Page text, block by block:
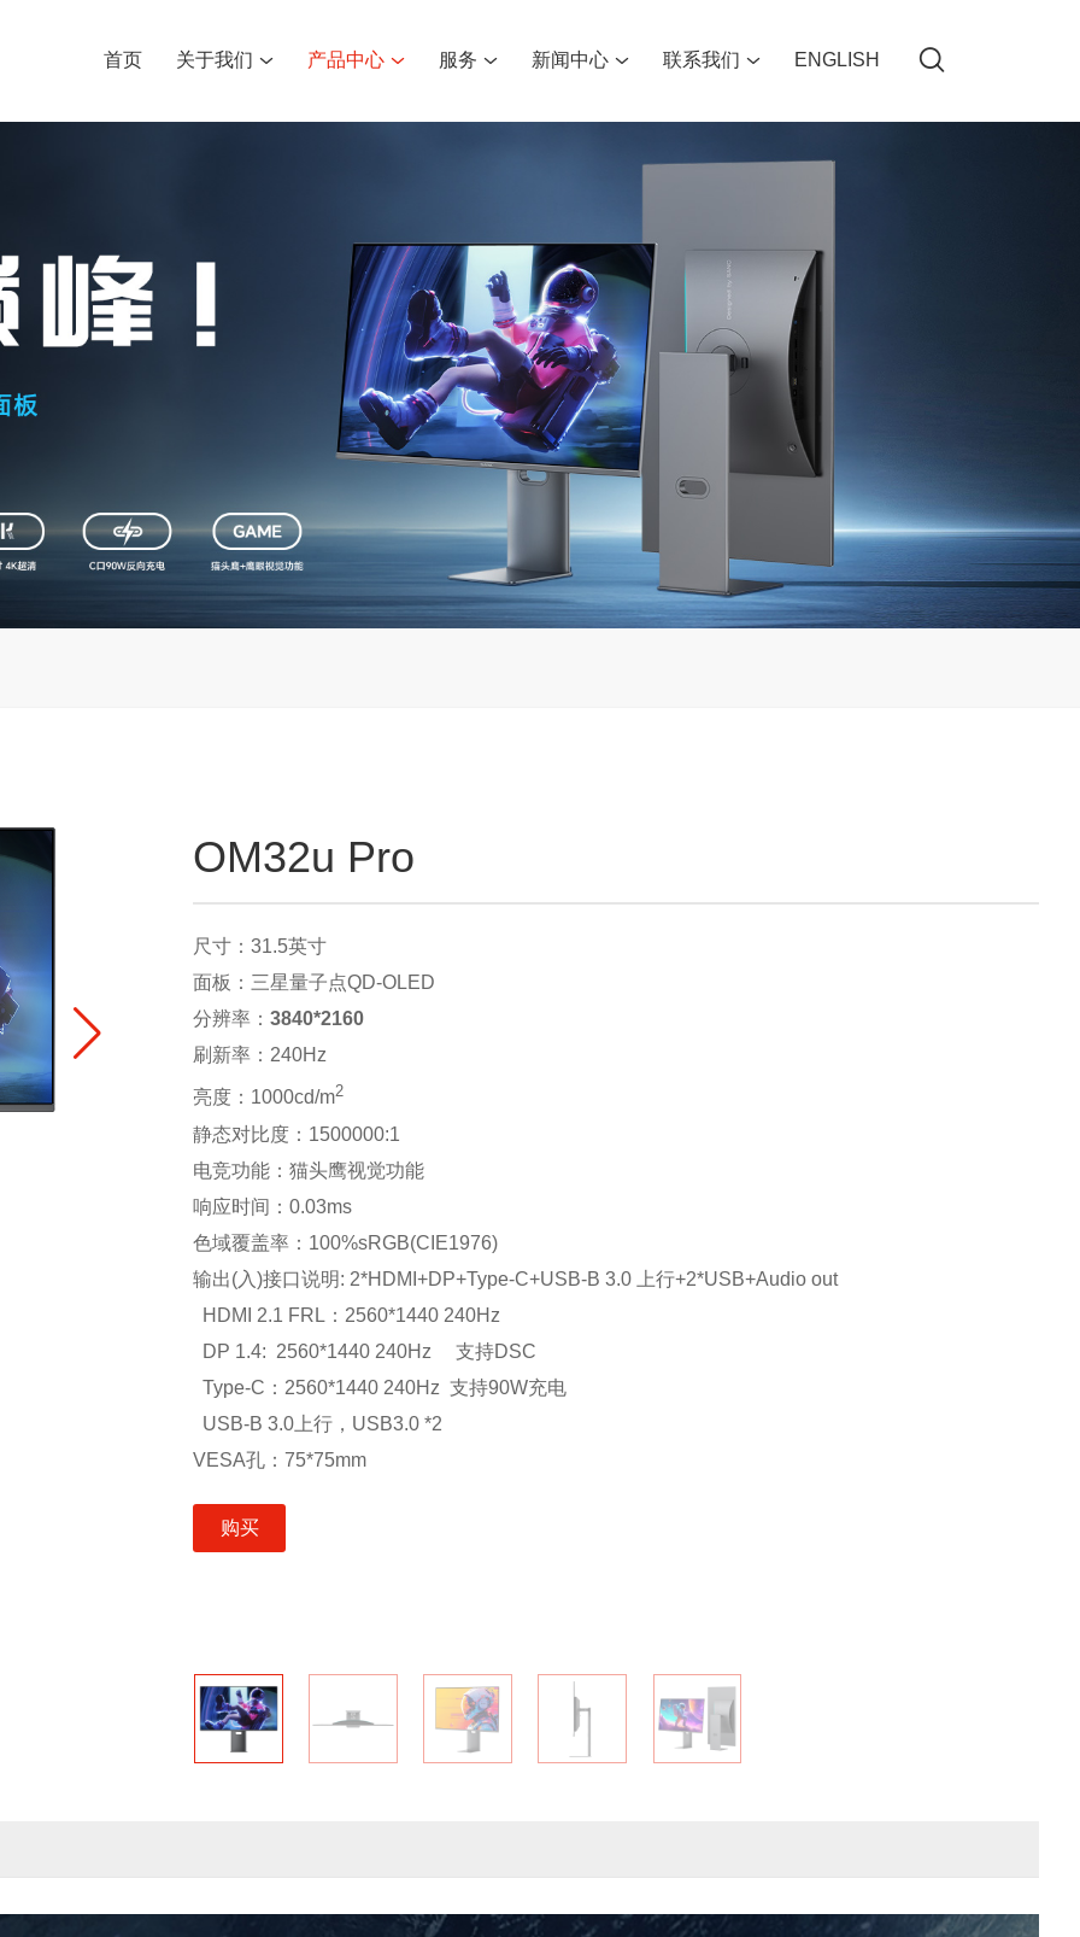
首页 关于我们 产品中心 服务 新闻中心 联系我们 ENGLISH
OM32u Pro
尺寸：31.5英寸
面板：三星量子点QD-OLED
分辨率：3840*2160
刷新率：240Hz
亮度：1000cd/m2
静态对比度：1500000:1
电竞功能：猫头鹰视觉功能
响应时间：0.03ms
色域覆盖率：100%sRGB(CIE1976)
输出(入)接口说明: 2*HDMI+DP+Type-C+USB-B 3.0 上行+2*USB+Audio out
HDMI 2.1 FRL：2560*1440 240Hz
DP 1.4: 2560*1440 240Hz 支持DSC
Type-C：2560*1440 240Hz 支持90W充电
USB-B 3.0上行，USB3.0 *2
VESA孔：75*75mm
购买